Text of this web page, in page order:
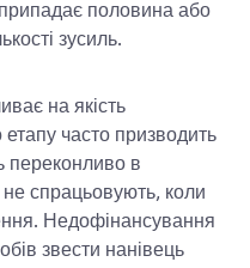
половина або
зусиль.
на якість
часто призводить
переконливо в
спрацьовують, коли
Недофінансування
звести нанівець